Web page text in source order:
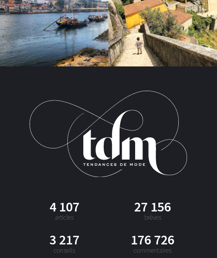
4 107
articles
27 156
brèves
3 217
conseils
176 726
commentaires